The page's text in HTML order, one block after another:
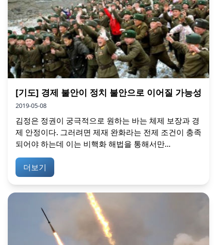
[기도] 경제 불안이 정치 불안으로 이어질 가능성
2019-05-08
김정은 정권이 궁극적으로 원하는 바는 체제 보장과 경
제 안정이다. 그러려면 제재 완화라는 전제 조건이 충족
되어야 하는데 이는 비핵화 해법을 통해서만...
더보기